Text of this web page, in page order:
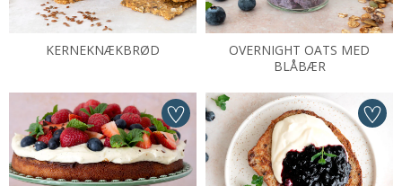
KERNEKNÆKBRØD
OVERNIGHT OATS MED
BLÅBÆR